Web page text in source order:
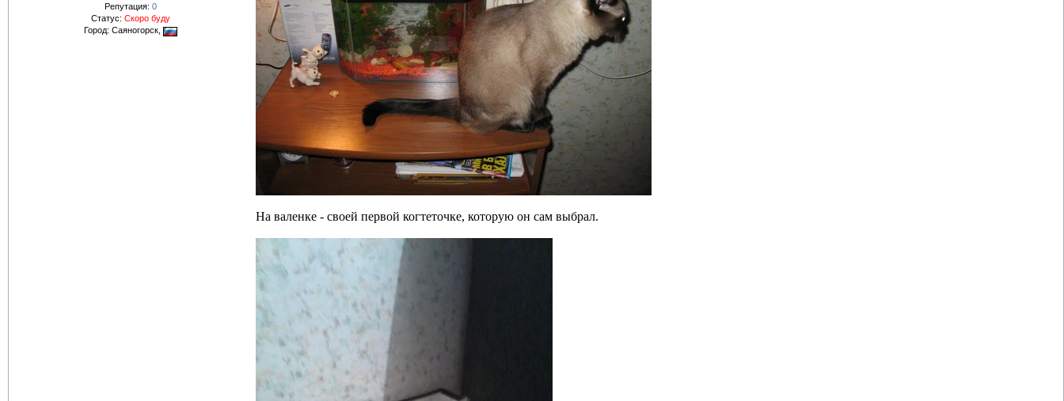
Репутация: 0
Статус: Скоро буду
Город: Саяногорск,
На валенке - своей первой когтеточке, которую он сам выбрал.